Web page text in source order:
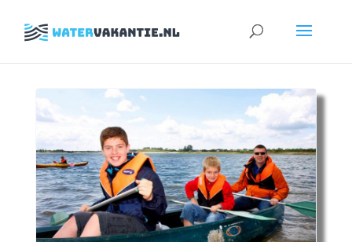
Zoeken